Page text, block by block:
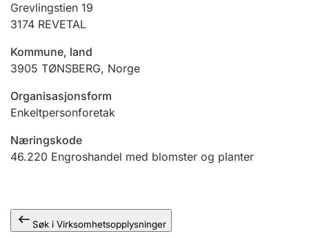
Jeger
Ektepaktveileder
Offentlig sektor
Grevlingstien 19
3174 REVETAL
Kommune, land
3905 TØNSBERG, Norge
Organisasjonsform
Enkeltpersonforetak
Næringskode
46.220 Engroshandel med blomster og planter
Søk i Virksomhetsopplysninger